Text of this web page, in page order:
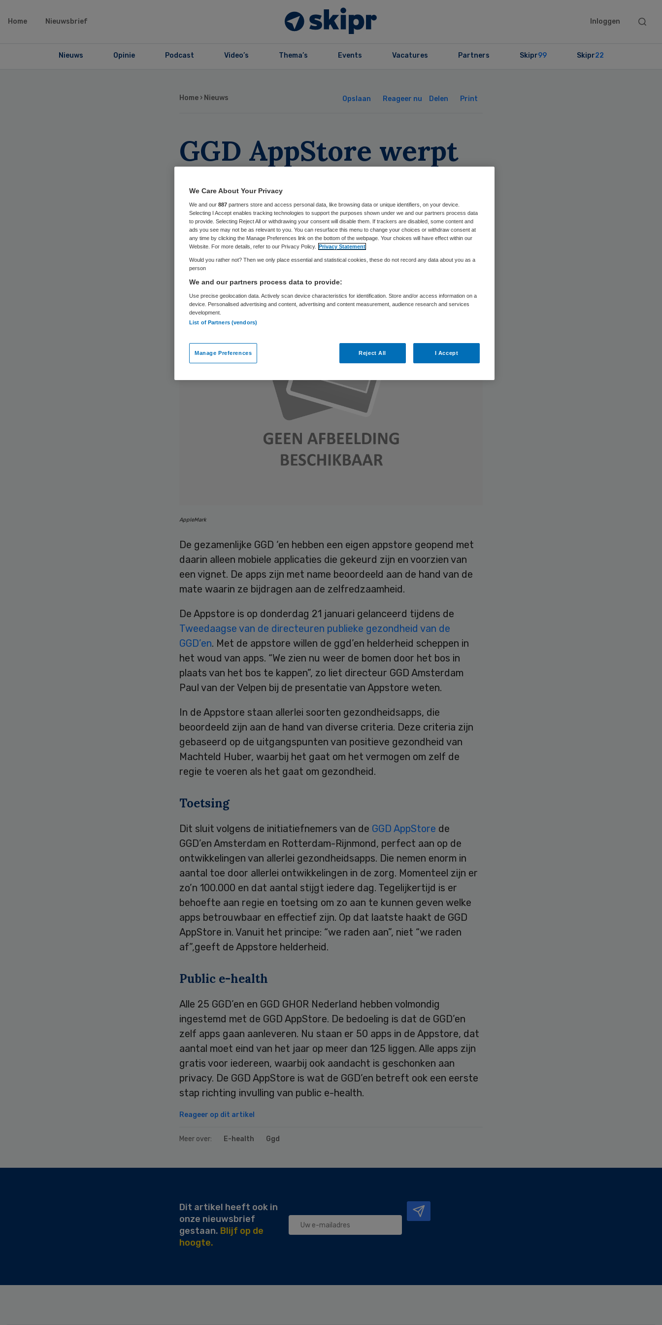
Home Nieuwsbrief Inloggen
Search
Nieuws Opinie Podcast Video’s Thema’s Events Vacatures Partners Skipr99 Skipr22
Home › Nieuws Opslaan Reageer nu Delen Print
GGD AppStore werpt
licht op wildgroei
gezondheidsapps
Skipr Redactie 22 januari 2016,14:26
AppleMark
De gezamenlijke GGD ‘en hebben een eigen appstore geopend met
daarin alleen mobiele applicaties die gekeurd zijn en voorzien van
een vignet. De apps zijn met name beoordeeld aan de hand van de
mate waarin ze bijdragen aan de zelfredzaamheid.
De Appstore is op donderdag 21 januari gelanceerd tijdens de
Tweedaagse van de directeuren publieke gezondheid van de
GGD’en. Met de appstore willen de ggd’en helderheid scheppen in
het woud van apps. “We zien nu weer de bomen door het bos in
plaats van het bos te kappen”, zo liet directeur GGD Amsterdam
Paul van der Velpen bij de presentatie van Appstore weten.
In de Appstore staan allerlei soorten gezondheidsapps, die
beoordeeld zijn aan de hand van diverse criteria. Deze criteria zijn
gebaseerd op de uitgangspunten van positieve gezondheid van
Machteld Huber, waarbij het gaat om het vermogen om zelf de
regie te voeren als het gaat om gezondheid.
Toetsing
Dit sluit volgens de initiatiefnemers van de GGD AppStore de
GGD’en Amsterdam en Rotterdam-Rijnmond, perfect aan op de
ontwikkelingen van allerlei gezondheidsapps. Die nemen enorm in
aantal toe door allerlei ontwikkelingen in de zorg. Momenteel zijn er
zo’n 100.000 en dat aantal stijgt iedere dag. Tegelijkertijd is er
behoefte aan regie en toetsing om zo aan te kunnen geven welke
apps betrouwbaar en effectief zijn. Op dat laatste haakt de GGD
AppStore in. Vanuit het principe: “we raden aan”, niet “we raden
af”,geeft de Appstore helderheid.
Public e-health
Alle 25 GGD’en en GGD GHOR Nederland hebben volmondig
ingestemd met de GGD AppStore. De bedoeling is dat de GGD’en
zelf apps gaan aanleveren. Nu staan er 50 apps in de Appstore, dat
aantal moet eind van het jaar op meer dan 125 liggen. Alle apps zijn
gratis voor iedereen, waarbij ook aandacht is geschonken aan
privacy. De GGD AppStore is wat de GGD’en betreft ook een eerste
stap richting invulling van public e-health.
Reageer op dit artikel
Meer over: E-health Ggd
Dit artikel heeft ook in
onze nieuwsbrief
gestaan. Blijf op de
hoogte.
We Care About Your Privacy
We and our 887 partners store and access personal data, like browsing data or unique identifiers, on your device.
Selecting I Accept enables tracking technologies to support the purposes shown under we and our partners process data
to provide. Selecting Reject All or withdrawing your consent will disable them. If trackers are disabled, some content and
ads you see may not be as relevant to you. You can resurface this menu to change your choices or withdraw consent at
any time by clicking the Manage Preferences link on the bottom of the webpage. Your choices will have effect within our
Website. For more details, refer to our Privacy Policy. Privacy Statement
Would you rather not? Then we only place essential and statistical cookies, these do not record any data about you as a
person
We and our partners process data to provide:
Use precise geolocation data. Actively scan device characteristics for identification. Store and/or access information on a
device. Personalised advertising and content, advertising and content measurement, audience research and services
development.
List of Partners (vendors)
Manage Preferences Reject All I Accept